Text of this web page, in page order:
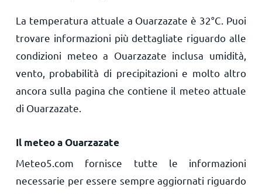
La temperatura attuale a Ouarzazate è 32°C . Puoi
trovare informazioni più dettagliate riguardo alle
condizioni meteo a Ouarzazate inclusa umidità,
vento, probabilità di precipitazioni e molto altro
ancora sulla pagina che contiene il meteo attuale
di Ouarzazate.
Il meteo a Ouarzazate
Meteo5.com fornisce tutte le informazioni
necessarie per essere sempre aggiornati riguardo